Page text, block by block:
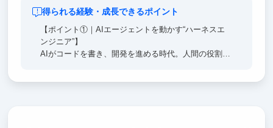
得られる経験・成長できるポイント
【ポイント①｜AIエージェントを動かす“ハーネスエ
ンジニア”】
AIがコードを書き、開発を進める時代。人間の役割は